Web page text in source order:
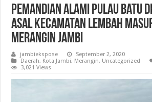
Pemandian alami pulau batu
Asal kecamatan lembah
merangin jambi
jambiekspose
September 2, 2020
Daerah, Kota Jambi, Merangin, Uncategorized
3,021 Views